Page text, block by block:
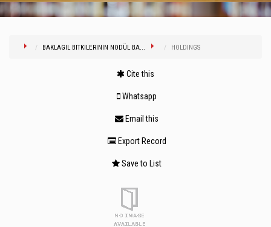
BAKLAGIL BITKILERININ NODÜL BA... HOLDINGS
Cite this
Whatsapp
Email this
Export Record
Save to List